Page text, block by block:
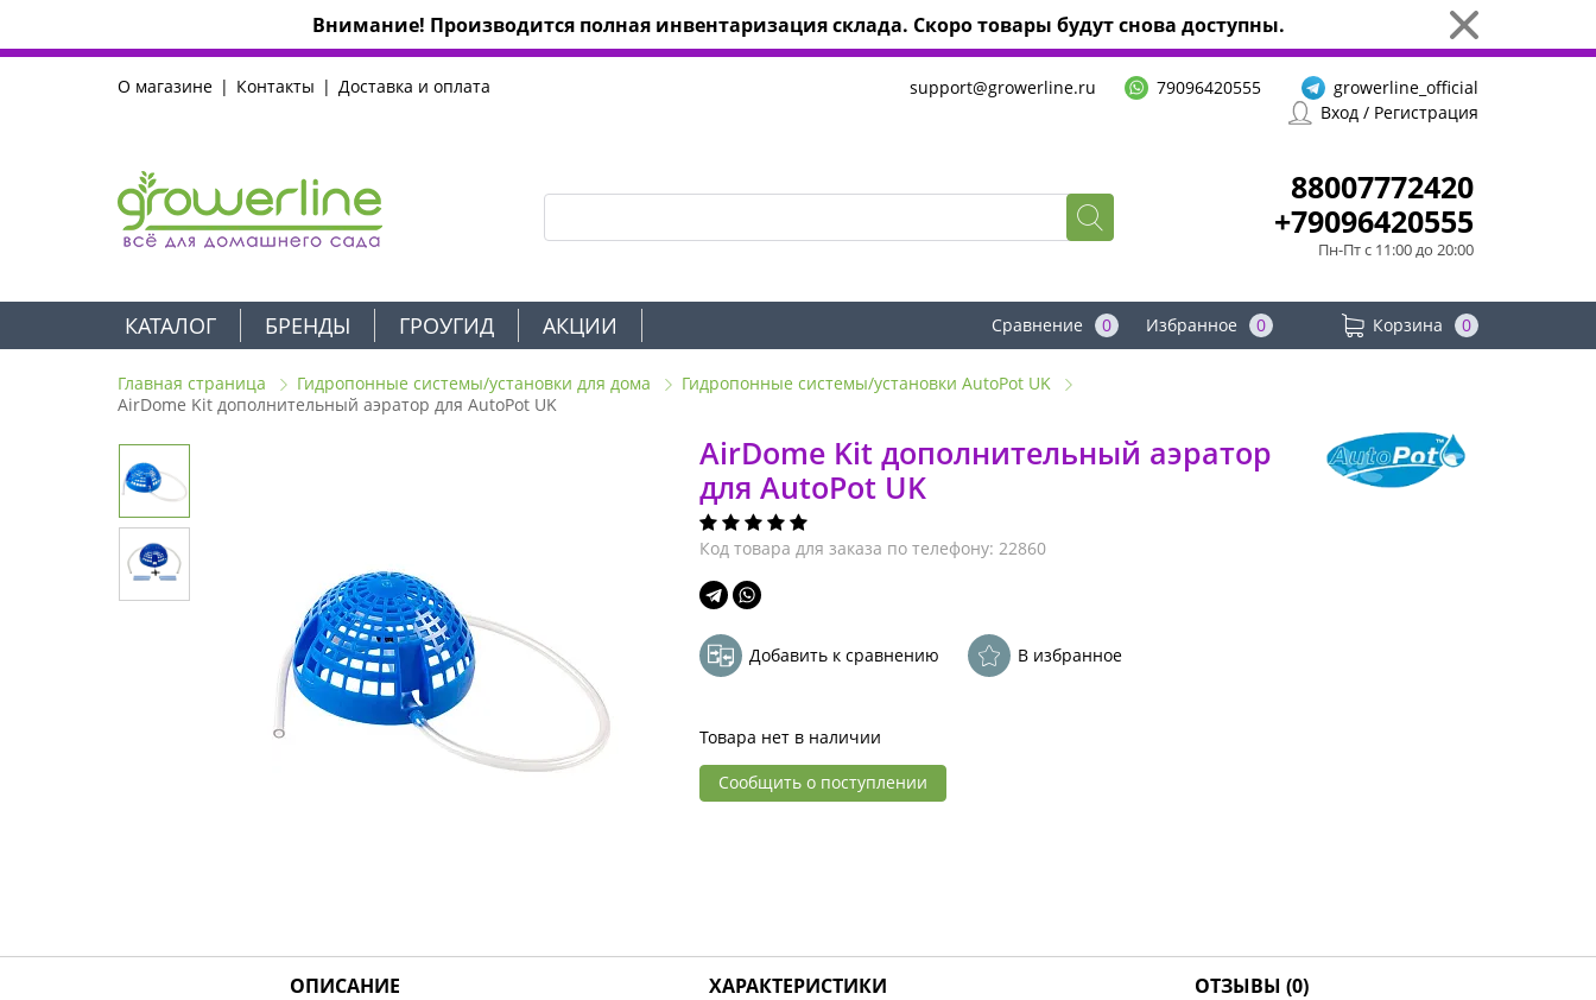
Внимание! Производится полная инвентаризация склада. Скоро товары будут снова доступны.
О магазине Контакты Доставка и оплата support@growerline.ru 79096420555
growerline_official
Вход / Регистрация
88007772420
+79096420555
Пн-Пт с 11:00 до 20:00
КАТАЛОГ БРЕНДЫ ГРОУГИД АКЦИИ Корзина 0
Избранное 0
Сравнение 0
Главная страница Гидропонные системы/установки для дома
Гидропонные системы/установки AutoPot UK
AirDome Kit дополнительный аэратор для AutoPot UK
AirDome Kit дополнительный аэратор
для AutoPot UK
Код товара для заказа по телефону: 22860
Добавить к сравнению В избранное
Товара нет в наличии
Сообщить о поступлении
ОПИСАНИЕ ХАРАКТЕРИСТИКИ ОТЗЫВЫ (0)